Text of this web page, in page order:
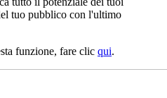
tuo pubblico con l'ultimo
funzione, fare clic qui.